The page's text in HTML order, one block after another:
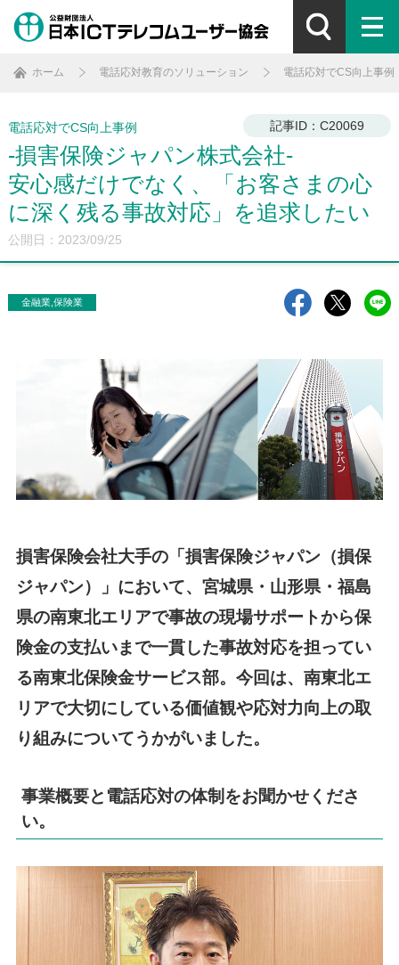
ホーム 電話応対教育のソリューション 電話応対でCS向上事例
電話応対でCS向上事例
-損害保険ジャパン株式会社-
安心感だけでなく、「お客さまの心
に深く残る事故対応」を追求したい
記事ID：C20069
公開日：2023/09/25
金融業,保険業
損害保険会社大手の「損害保険ジャパン（損保
ジャパン）」において、宮城県・山形県・福島
県の南東北エリアで事故の現場サポートから保
険金の支払いまで一貫した事故対応を担ってい
る南東北保険金サービス部。今回は、南東北エ
リアで大切にしている価値観や応対力向上の取
り組みについてうかがいました。
事業概要と電話応対の体制をお聞かせくださ
い。